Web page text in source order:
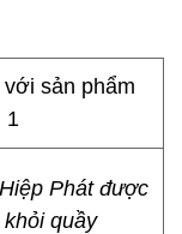
Phát được
quầy